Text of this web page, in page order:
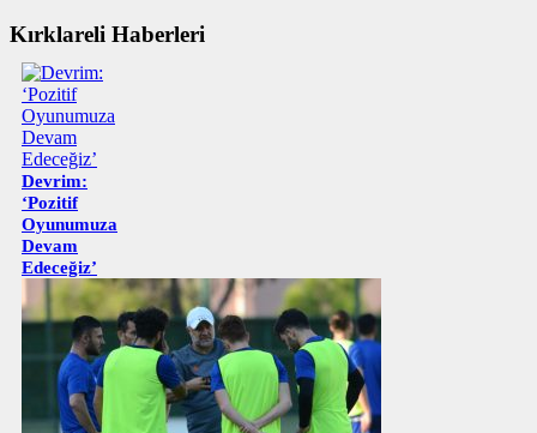
Kırklareli Haberleri
Devrim:
‘Pozitif
Oyunumuza
Devam
Edeceğiz’